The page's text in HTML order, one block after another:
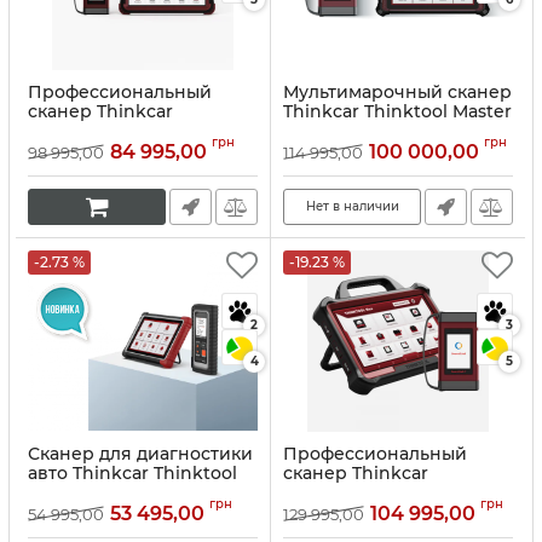
Профессиональный
сканер Thinkcar
Артикул:10055
98 995,00 84 995,00 грн
Мультимарочный сканер
Thinkcar Thinktool Master
Артикул:10150
114 995,00 100 000,00 грн
Нет в наличии
-2.73 %
2
4
Сканер для диагностики
авто Thinkcar Thinktool
Артикул:10149
54 995,00 53 495,00 грн
-19.23 %
3
5
Профессиональный
сканер Thinkcar
Артикул:10076
129 995,00 104 995,00 грн